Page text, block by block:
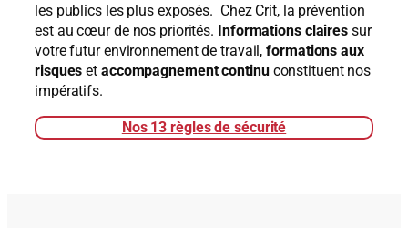
les publics les plus exposés. Chez Crit, la prévention
est au cœur de nos priorités. Informations claires sur
votre futur environnement de travail,formations aux
risques et accompagnement continuconstituent nos
impératifs.
Nos 13 règles de sécurité